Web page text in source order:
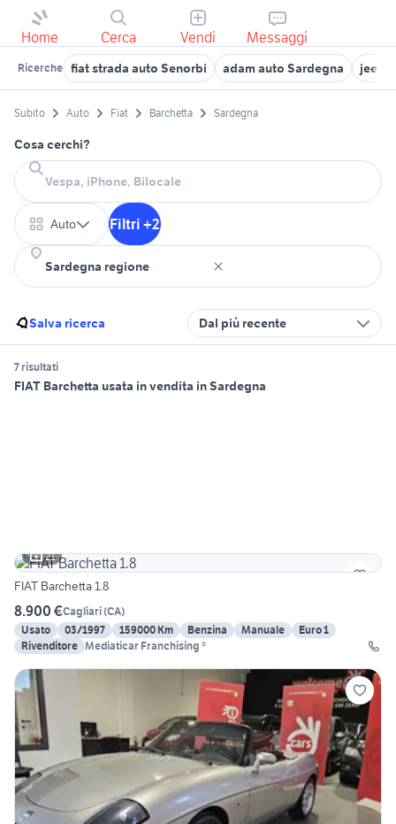
Home Cerca Vendi Messaggi
Ricerche fiat strada auto Senorbi adam auto Sardegna jeep
Subito Auto Fiat Barchetta Sardegna
Cosa cerchi?
Auto Filtri +2
Salva ricerca Dal più recente
7 risultati
FIAT Barchetta usata in vendita in Sardegna
21
FIAT Barchetta 1.8
8.900 €Cagliari(CA)
Usato
03/1997 159000 Km Benzina Manuale
Euro 1
Rivenditore Mediaticar Franchising ®